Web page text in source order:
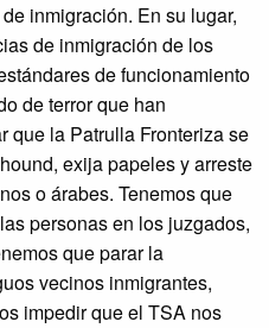
inmigración. En su lugar,
de inmigración de los
de funcionamiento
de terror que han
que la Patrulla Fronteriza se
exija papeles y arreste
o árabes. Tenemos que
personas en los juzgados,
que parar la
vecinos inmigrantes,
impedir que el TSA nos